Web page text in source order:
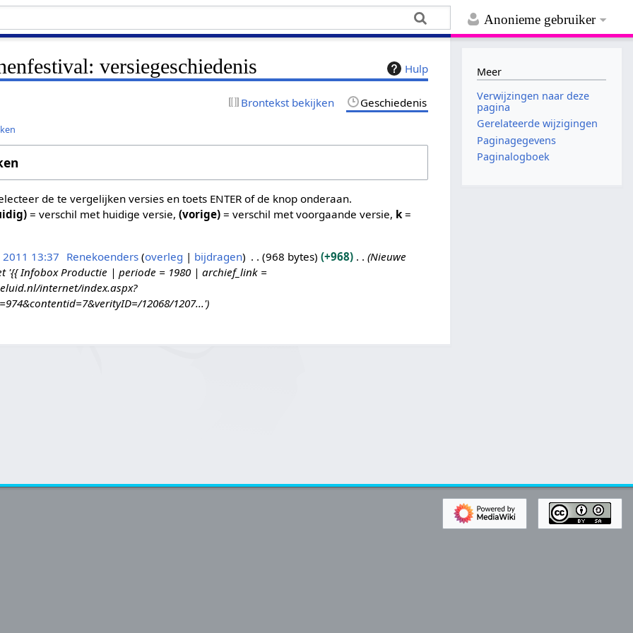
Anonieme gebruiker
Hulp
versiegeschiedenis
Brontekst bekijken Geschiedenis
de te vergelijken versies en toets ENTER of de knop onderaan.
= verschil met huidige versie,(vorige) = verschil met voorgaande versie, k =
13:37 Renekoenders overleg bijdragen 968 bytes +968
Nieuwe
'{{ Infobox Productie | periode = 1980 | archief_link =
internet/index.aspx?
12068/1207...'
Meer
Verwijzingen naar deze
pagina
Gerelateerde wijzigingen
Paginagegevens
Paginalogboek